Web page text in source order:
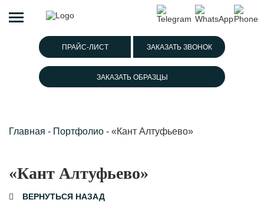
ПРАЙС-ЛИСТ ЗАКАЗАТЬ ЗВОНОК
ЗАКАЗАТЬ ОБРАЗЦЫ
Главная - Портфолио - «Кант Алтуфьево»
«Кант Алтуфьево»
ВЕРНУТЬСЯ НАЗАД